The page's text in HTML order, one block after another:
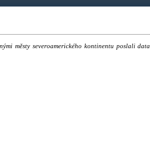
městy severoamerického kontinentu poslali data